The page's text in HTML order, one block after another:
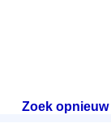
Zoek opnieuw.